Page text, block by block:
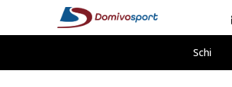
Schi